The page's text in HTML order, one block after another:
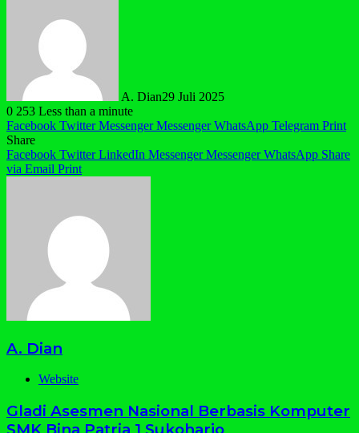
A. Dian29 Juli 2025
0 253 Less than a minute
Facebook Twitter Messenger Messenger WhatsApp Telegram Print
Share
Facebook Twitter LinkedIn Messenger Messenger WhatsApp Share
via Email Print
A. Dian
Website
Gladi Asesmen Nasional Berbasis Komputer